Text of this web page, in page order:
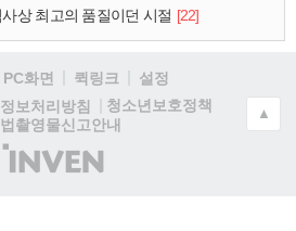
상 최고의 품질이던 시절 [22]
PC화면 퀵링크
설정
보처리방침
청소년보호정책
촬영물신고안내
(주)
인
▲